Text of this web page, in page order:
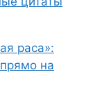
раса»:
на